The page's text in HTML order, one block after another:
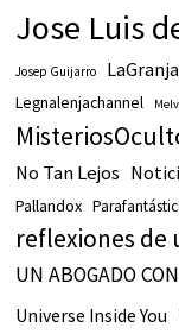
Jose Luis
Josep Guijarro
Legnalenjachannel
No Tan Lejos
Pallandox
reflexiones de
UN ABOGADO
Universe Inside You